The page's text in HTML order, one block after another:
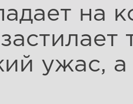
на
ужас, а